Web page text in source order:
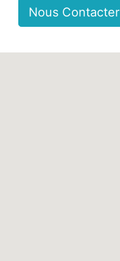
Nous Contacter